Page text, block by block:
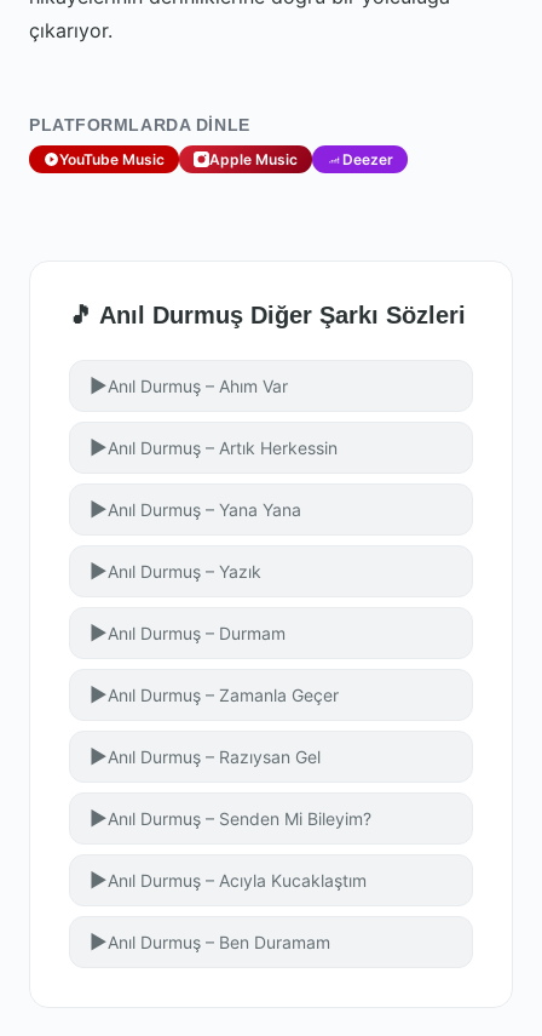
çıkarıyor.
PLATFORMLARDA DINLE
YouTube Music Apple Music Deezer
🎵 Anıl Durmuş Diğer Şarkı Sözleri
▶Anıl Durmuş – Ahım Var
▶Anıl Durmuş – Artık Herkessin
▶Anıl Durmuş – Yana Yana
▶Anıl Durmuş – Yazık
▶Anıl Durmuş – Durmam
▶Anıl Durmuş – Zamanla Geçer
▶Anıl Durmuş – Razıysan Gel
▶Anıl Durmuş – Senden Mi Bileyim?
▶Anıl Durmuş – Acıyla Kucaklaştım
▶Anıl Durmuş – Ben Duramam